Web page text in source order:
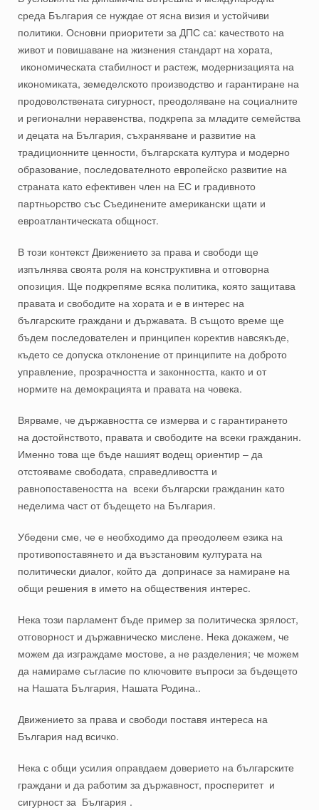
среда България се нуждае от ясна визия и устойчиви
политики. Основни приоритети за ДПС са: качеството на
живот и повишаване на жизнения стандарт на хората,
икономическата стабилност и растеж, модернизацията на
икономиката, земеделското производство и гарантиране на
продоволствената сигурност, преодоляване на социалните
и регионални неравенства, подкрепа за младите семейства
и децата на България, съхраняване и развитие на
традиционните ценности, българската култура и модерно
образование, последователното европейско развитие на
страната като ефективен член на ЕС и градивното
партньорство със Съединените американски щати и
евроатлантическата общност.
В този контекст Движението за права и свободи ще
изпълнява своята роля на конструктивна и отговорна
опозиция. Ще подкрепяме всяка политика, която защитава
правата и свободите на хората и е в интерес на
българските граждани и държавата. В същото време ще
бъдем последователен и принципен коректив навсякъде,
където се допуска отклонение от принципите на доброто
управление, прозрачността и законността, както и от
нормите на демокрацията и правата на човека.
Вярваме, че държавността се измерва и с гарантирането
на достойнството, правата и свободите на всеки гражданин.
Именно това ще бъде нашият водещ ориентир – да
отстояваме свободата, справедливостта и
равнопоставеността на всеки български гражданин като
неделима част от бъдещето на България.
Убедени сме, че е необходимо да преодолеем езика на
противопоставянето и да възстановим културата на
политически диалог, който да допринасе за намиране на
общи решения в името на обществения интерес.
Нека този парламент бъде пример за политическа зрялост,
отговорност и държавническо мислене. Нека докажем, че
можем да изграждаме мостове, а не разделения; че можем
да намираме съгласие по ключовите въпроси за бъдещето
на Нашата България, Нашата Родина..
Движението за права и свободи поставя интереса на
България над всичко.
Нека с общи усилия оправдаем доверието на българските
граждани и да работим за държавност, просперитет и
сигурност за България .